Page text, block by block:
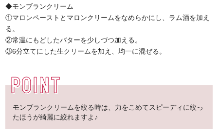
◆モンブランクリーム
①マロンペーストとマロンクリームをなめらかにし、ラム酒を加え
る。
②常温にもどしたバターを少しづつ加える。
③6分立てにした生クリームを加え、均一に混ぜる。
モンブランクリームを絞る時は、力をこめてスピーディに絞っ
たほうが綺麗に絞れますよ♪